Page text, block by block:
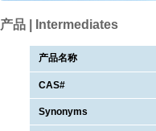
产品 | Intermediates
产品名称
CAS#
Synonyms